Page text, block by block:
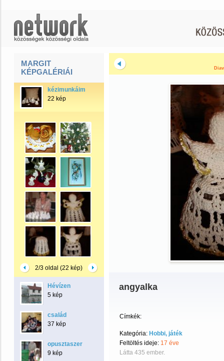
MARGIT
KÉPGALÉRIÁI
kézimunkáim
22 kép
2/3 oldal (22 kép)
Hévízen
5 kép
család
37 kép
opusztaszer
9 kép
angyalka
Címkék:
Kategória: Hobbi, játék
Feltöltés ideje: 17 éve
Látta 435 ember.